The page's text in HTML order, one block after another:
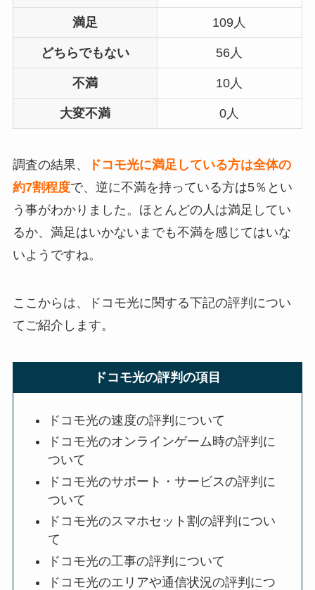
満足 109人
どちらでもない 56人
不満 10人
大変不満 0人
調査の結果、
ドコモ光に満足している方は全体の
約7割程度で、逆に不満を持っている方は5％とい
う事がわかりました。ほとんどの人は満足してい
るか、満足はいかないまでも不満を感じてはいな
いようですね。
ここからは、ドコモ光に関する下記の評判につい
てご紹介します。
ドコモ光の評判の項目
ドコモ光の速度の評判について
ドコモ光のオンラインゲーム時の評判に
ついて
ドコモ光のサポート・サービスの評判に
ついて
ドコモ光のスマホセット割の評判につい
て
ドコモ光の工事の評判について
ドコモ光のエリアや通信状況の評判につ